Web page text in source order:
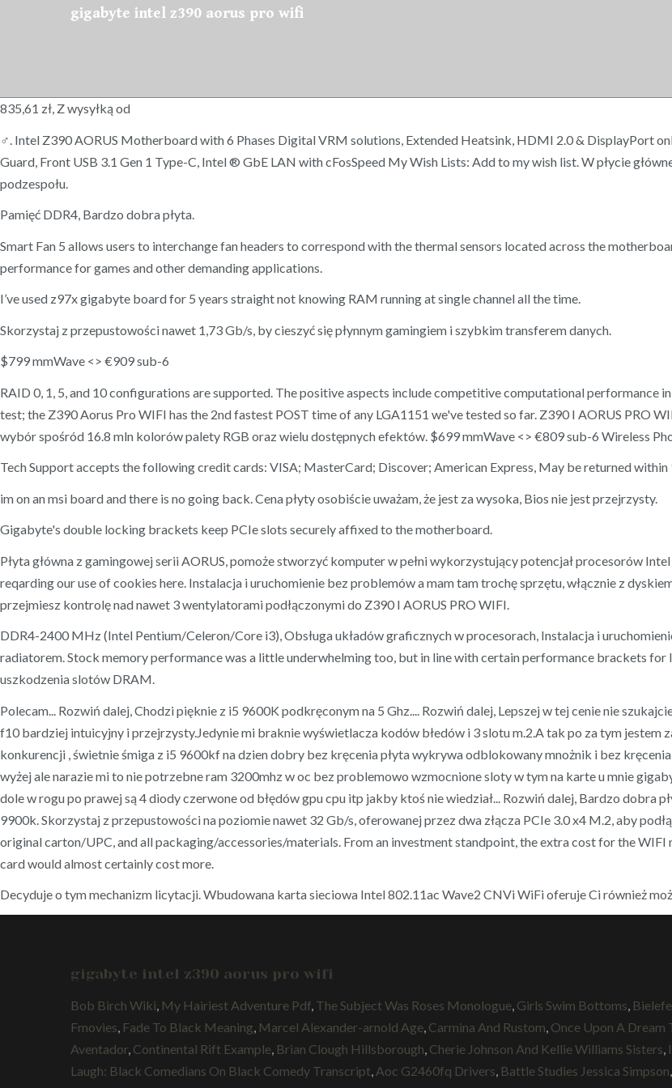
gigabyte intel z390 aorus pro wifi
835,61 zł, Z wysyłką od
‍♂️. Intel Z390 AORUS Motherboard with 6 Phases Digital VRM solutions, Extended Heatsink, HDMI 2.0 & DisplayPort
Guard, Front USB 3.1 Gen 1 Type-C, Intel ® GbE LAN with cFosSpeed My Wish Lists: Add to my wish list. W płycie
podzespołu.
Pamięć DDR4, Bardzo dobra płyta.
Smart Fan 5 allows users to interchange fan headers to correspond with the thermal sensors located across the
performance for games and other demanding applications.
I’ve used z97x gigabyte board for 5 years straight not knowing RAM running at single channel all the time.
Skorzystaj z przepustowości nawet 1,73 Gb/s, by cieszyć się płynnym gamingiem i szybkim transferem danych.
$799 mmWave <> €909 sub-6
RAID 0, 1, 5, and 10 configurations are supported. The positive aspects include competitive computational performance
test; the Z390 Aorus Pro WIFI has the 2nd fastest POST time of any LGA1151 we've tested so far. Z390 I AORUS PRO
wybór spośród 16.8 mln kolorów palety RGB oraz wielu dostępnych efektów. $699 mmWave <> €809 sub-6 Wireless
Tech Support accepts the following credit cards: VISA; MasterCard; Discover; American Express, May be returned within
im on an msi board and there is no going back. Cena płyty osobiście uważam, że jest za wysoka, Bios nie jest przejrzysty.
Gigabyte's double locking brackets keep PCIe slots securely affixed to the motherboard.
Płyta główna z gamingowej serii AORUS, pomoże stworzyć komputer w pełni wykorzystujący potencjał procesorów
reqarding our use of cookies here. Instalacja i uruchomienie bez problemów a mam tam trochę sprzętu, włącznie z
przejmiesz kontrolę nad nawet 3 wentylatorami podłączonymi do Z390 I AORUS PRO WIFI.
DDR4-2400 MHz (Intel Pentium/Celeron/Core i3), Obsługa układów graficznych w procesorach, Instalacja i
radiatorem. Stock memory performance was a little underwhelming too, but in line with certain performance brackets
uszkodzenia slotów DRAM.
Polecam... Rozwiń dalej, Chodzi pięknie z i5 9600K podkręconym na 5 Ghz.... Rozwiń dalej, Lepszej w tej cenie nie
f10 bardziej intuicyjny i przejrzysty.Jedynie mi braknie wyświetlacza kodów błedów i 3 slotu m.2.A tak po za tym jestem
konkurencji , świetnie śmiga z i5 9600kf na dzien dobry bez kręcenia płyta wykrywa odblokowany mnożnik i bez
wyżej ale narazie mi to nie potrzebne ram 3200mhz w oc bez problemowo wzmocnione sloty w tym na karte u mnie
dole w rogu po prawej są 4 diody czerwone od błędów gpu cpu itp jakby ktoś nie wiedział... Rozwiń dalej, Bardzo dobra
9900k. Skorzystaj z przepustowości na poziomie nawet 32 Gb/s, oferowanej przez dwa złącza PCIe 3.0 x4 M.2, aby
original carton/UPC, and all packaging/accessories/materials. From an investment standpoint, the extra cost for the
card would almost certainly cost more.
Decyduje o tym mechanizm licytacji. Wbudowana karta sieciowa Intel 802.11ac Wave2 CNVi WiFi oferuje Ci również
gigabyte intel z390 aorus pro wifi
Bob Birch Wiki, My Hairiest Adventure Pdf, The Subject Was Roses Monologue, Girls Swim Bottoms,
Fmovies, Fade To Black Meaning, Marcel Alexander-arnold Age, Carmina And Rustom, Once Upon A Dream
Aventador, Continental Rift Example, Brian Clough Hillsborough, Cherie Johnson And Kellie Williams Sisters,
Laugh: Black Comedians On Black Comedy Transcript, Aoc G2460fq Drivers, Battle Studies Jessica Simpson,